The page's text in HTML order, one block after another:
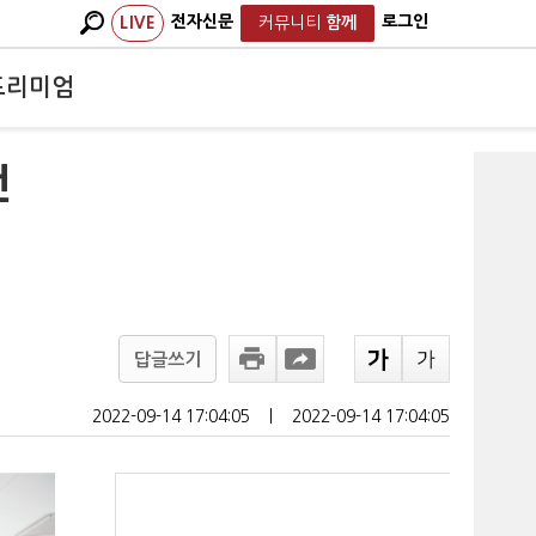
LIVE 전자신문 커뮤니티 함께 로그인
리미엄
답글쓰기
2022-09-14 17:04:05 2022-09-14 17:04:05